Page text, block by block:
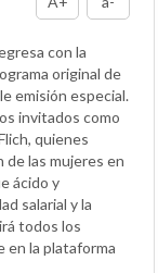
con la
original de
emisión especial.
invitados como
quienes
las mujeres en
ácido y
salarial y la
todos los
en la plataforma